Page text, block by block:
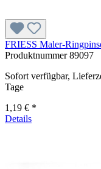
FRIESS Maler-
Produktnummer89097
Sofort verfügbar,
Tage
1,19 € *
Details